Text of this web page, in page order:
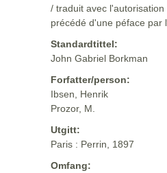
/ traduit avec
précédé d'une péface par
Standardtittel:
John Gabriel Borkman
Forfatter/person:
Ibsen, Henrik
Prozor, M.
Utgitt:
Paris : Perrin, 1897
Omfang: